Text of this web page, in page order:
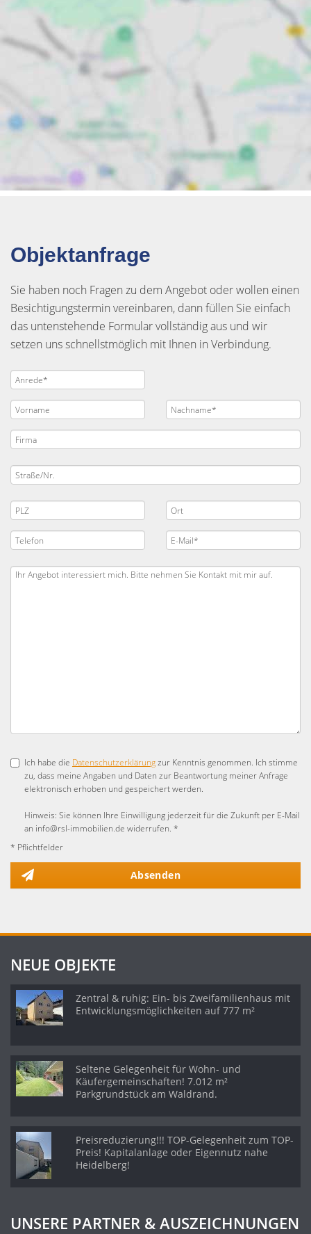
Objektanfrage
Sie haben noch Fragen zu dem Angebot oder wollen einen
Besichtigungstermin vereinbaren, dann füllen Sie einfach
das untenstehende Formular vollständig aus und wir
setzen uns schnellstmöglich mit Ihnen in Verbindung.
Ich habe die Datenschutzerklärungzur Kenntnis genommen. Ich stimme
zu, dass meine Angaben und Daten zur Beantwortung meiner Anfrage
elektronisch erhoben und gespeichert werden.
Hinweis: Sie können Ihre Einwilligung jederzeit für die Zukunft per E-Mail
an info@rsl-immobilien.de widerrufen. *
* Pflichtfelder
Absenden
NEUE OBJEKTE
Zentral & ruhig: Ein- bis Zweifamilienhaus mit
Entwicklungsmöglichkeiten auf 777 m²
Seltene Gelegenheit für Wohn- und
Käufergemeinschaften! 7.012 m²
Parkgrundstück am Waldrand.
Preisreduzierung!!! TOP-Gelegenheit zum TOP-
Preis! Kapitalanlage oder Eigennutz nahe
Heidelberg!
UNSERE PARTNER & AUSZEICHNUNGEN